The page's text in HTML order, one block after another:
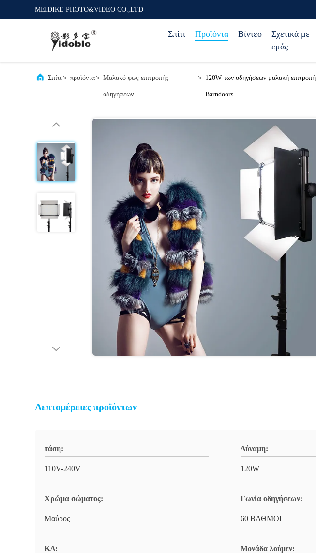
MEIDIKE PHOTO&VIDEO CO.,LTD
Σπίτι Προϊόντα Βίντεο
Σχετικά με
εμάς
Σπίτι> προϊόντα> Μαλακό φως επιτροπής
οδηγήσεων
> 120W των οδηγήσεων μαλακή
Barndoors
Λεπτομέρειες προϊόντων
τάση:
110V-240V
Δύναμη:
120W
Χρώμα σώματος:
Μαύρος
Γωνία οδηγήσεων:
60 ΒΑΘΜΟΙ
ΚΔ: Μονάδα λούμεν: